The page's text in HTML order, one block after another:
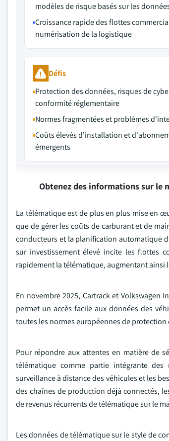
modèles de risque basés sur les
Croissance rapide des flottes
numérisation de la logistique
Défis
Protection des données, risques de
conformité réglementaire
Normes fragmentées et problèmes
Coûts élevés d'installation et
émergents
Obtenez des informations sur le
La télématique est de plus en plus mise en
que de gérer les coûts de carburant et de
conducteurs et la planification automatique
sur investissement élevé incite les flottes
rapidement la télématique, augmentant ainsi
En novembre 2025, Cartrack et
permet un accès facile aux données des
toutes les normes européennes de protection
Pour répondre aux attentes en matière de
télématique comme partie intégrante
surveillance à distance des véhicules et les
des chaînes de production déjà connectés,
de revenus récurrents de télématique sur le
Les données de télématique sur le style de